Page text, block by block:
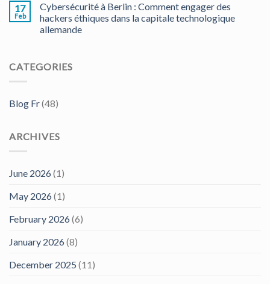
17
Feb
Cybersécurité à Berlin : Comment engager des
hackers éthiques dans la capitale technologique
allemande
CATEGORIES
Blog Fr(48)
ARCHIVES
June 2026(1)
May 2026(1)
February 2026(6)
January 2026(8)
December 2025 (11)